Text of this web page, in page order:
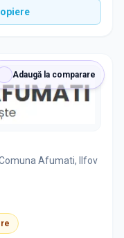
Adaugă la comparare
Afumati, Ilfov